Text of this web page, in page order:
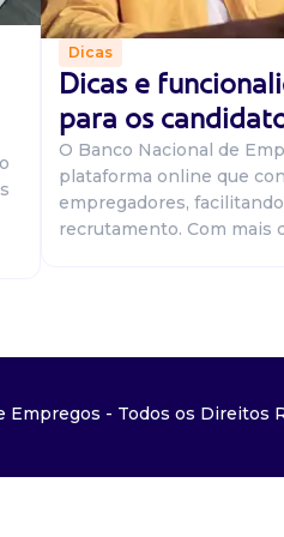
Dicas
Dicas e
para os
O Banco Nacional de
plataforma online que
empregadores,
recrutamento. Com mais
Empregos - Todos os Direitos